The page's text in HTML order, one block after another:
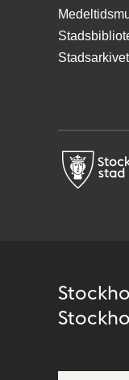
Stadsarkivet